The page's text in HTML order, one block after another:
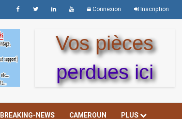
Connexion Inscription
Vos pièces
perdues ici
BREAKING-NEWS CAMEROUN PLUS